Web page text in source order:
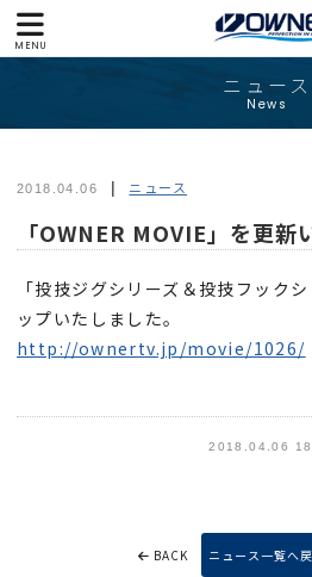
MENU
ニュース
News
2018.04.06 ニュース
「OWNER MOVIE」を更新
「投技ジグシリーズ＆投技フック
ップいたしました。
http://ownertv.jp/movie/1026/
2018.04.06
BACK ニュース一覧へ